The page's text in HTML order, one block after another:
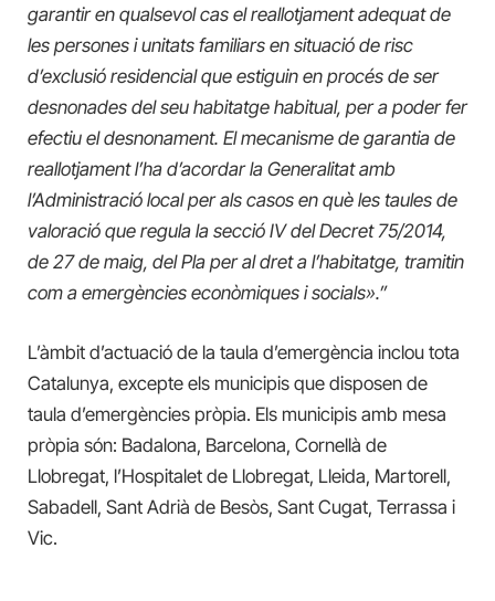
garantir en qualsevol cas el reallotjament adequat de
les persones i unitats familiars en situació de risc
d’exclusió residencial que estiguin en procés de ser
desnonades del seu habitatge habitual, per a poder fer
efectiu el desnonament. El mecanisme de garantia de
reallotjament l’ha d’acordar la Generalitat amb
l’Administració local per als casos en què les taules de
valoració que regula la secció IV del Decret 75/2014,
de 27 de maig, del Pla per al dret a l’habitatge, tramitin
com a emergències econòmiques i socials».”
L’àmbit d’actuació de la taula d’emergència inclou tota
Catalunya, excepte els municipis que disposen de
taula d’emergències pròpia. Els municipis amb mesa
pròpia són: Badalona, ​​Barcelona, ​​Cornellà de
Llobregat, l’Hospitalet de Llobregat, Lleida, Martorell,
Sabadell, Sant Adrià de Besòs, Sant Cugat, Terrassa i
Vic.